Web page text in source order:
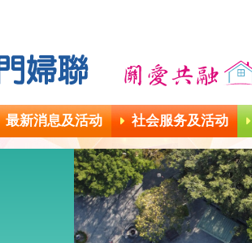
最新消息及活动 社会服务及活动